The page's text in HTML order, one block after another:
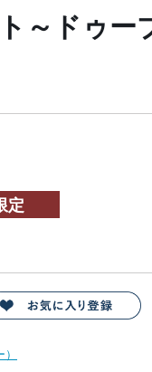
～ドゥー
定